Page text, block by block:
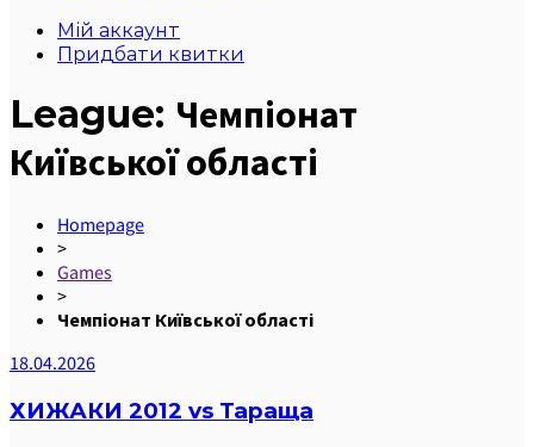
Мій аккаунт
Придбати квитки
League: Чемпіонат
Київської області
Homepage
>
Games
>
Чемпіонат Київської області
18.04.2026
ХИЖАКИ 2012 vs Тараща